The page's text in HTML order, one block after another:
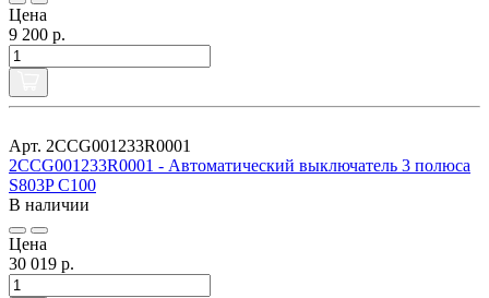
Цена
9 200 р.
Арт. 2CCG001233R0001
2CCG001233R0001 - Автоматический выключатель 3 полюса
S803P C100
В наличии
Цена
30 019 р.